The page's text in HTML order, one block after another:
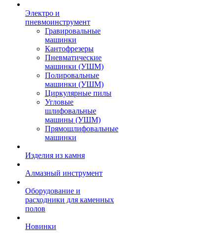
Электро и
пневмоинструмент
Гравировальные
машинки
Кантофрезеры
Пневматические
машинки (УШМ)
Полировальные
машинки (УШМ)
Циркулярные пилы
Угловые
шлифовальные
машины (УШМ)
Прямошлифовальные
машинки
Изделия из камня
Алмазный инструмент
Оборудование и
расходники для каменных
полов
Новинки